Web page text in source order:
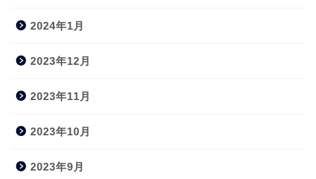
2024年1月
2023年12月
2023年11月
2023年10月
2023年9月